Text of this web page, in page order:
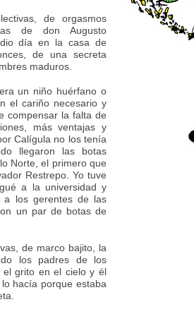
de orgasmos
de don Augusto
día en la casa de
de una secreta
maduros.
un niño huérfano o
el cariño necesario y
compensar la falta de
más ventajas y
Calígula no los tenía
llegaron las botas
Norte, el primero que
Restrepo. Yo tuve
a la universidad y
a los gerentes de las
un par de botas de
de marco bajito, la
los padres de los
el grito en el cielo y él
hacía porque estaba